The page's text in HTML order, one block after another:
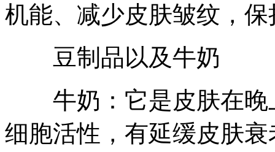
机能、减少皮肤皱纹，
豆制品以及牛奶
牛奶：它是皮肤在晚
细胞活性，有延缓皮肤